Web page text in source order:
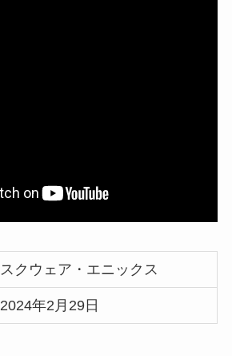
スクウェア・エニックス
2024年2月29日